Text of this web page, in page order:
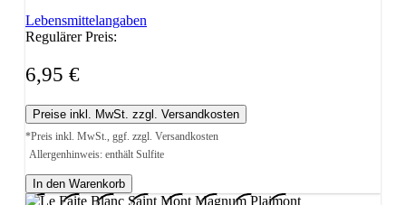
Lebensmittelangaben
Regulärer Preis:
6,95 €
Preise inkl. MwSt. zzgl. Versandkosten
*Preis inkl. MwSt., ggf. zzgl. Versandkosten
Allergenhinweis: enthält Sulfite
In den Warenkorb